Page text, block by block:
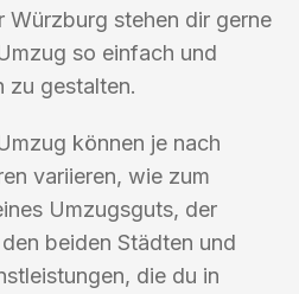
Würzburg stehen dir gerne
so einfach und
zu gestalten.
können je nach
variieren, wie zum
Umzugsguts, der
beiden Städten und
die du in